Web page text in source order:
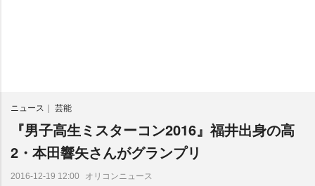
ニュース 芸能
『男子高生ミスターコン2016』福井出身の高
2・本田響矢さんがグランプリ
2016-12-19 12:00 オリコンニュース